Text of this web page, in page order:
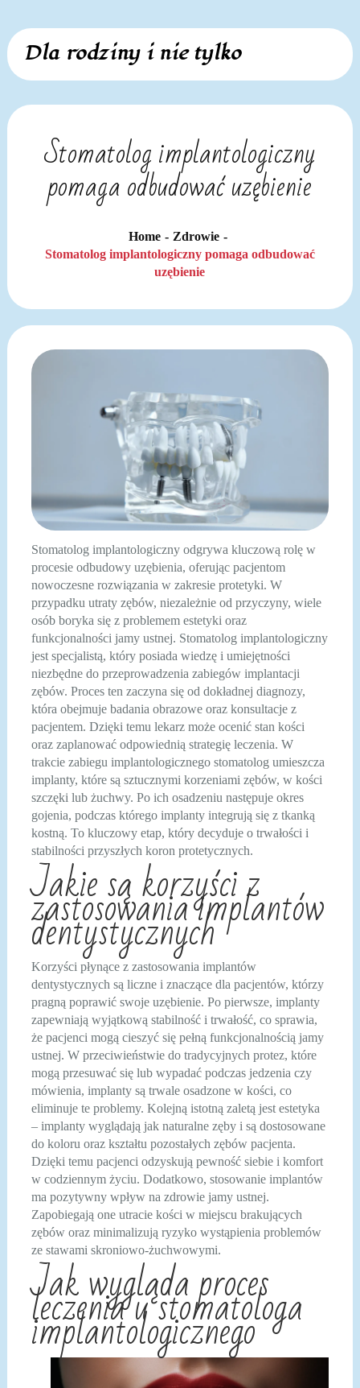
Skip
content
Dla rodziny i nie tylko
Stomatolog implantologiczny
pomaga odbudować uzębienie
Home
Zdrowie
Stomatolog implantologiczny pomaga odbudować
uzębienie
Stomatolog implantologiczny odgrywa kluczową rolę w
procesie odbudowy uzębienia, oferując pacjentom
nowoczesne rozwiązania w zakresie protetyki. W
przypadku utraty zębów, niezależnie od przyczyny, wiele
osób boryka się z problemem estetyki oraz
funkcjonalności jamy ustnej. Stomatolog implantologiczny
jest specjalistą, który posiada wiedzę i umiejętności
niezbędne do przeprowadzenia zabiegów implantacji
zębów. Proces ten zaczyna się od dokładnej diagnozy,
która obejmuje badania obrazowe oraz konsultacje z
pacjentem. Dzięki temu lekarz może ocenić stan kości
oraz zaplanować odpowiednią strategię leczenia. W
trakcie zabiegu implantologicznego stomatolog umieszcza
implanty, które są sztucznymi korzeniami zębów, w kości
szczęki lub żuchwy. Po ich osadzeniu następuje okres
gojenia, podczas którego implanty integrują się z tkanką
kostną. To kluczowy etap, który decyduje o trwałości i
stabilności przyszłych koron protetycznych.
Jakie są korzyści z
zastosowania implantów
dentystycznych
Korzyści płynące z zastosowania implantów
dentystycznych są liczne i znaczące dla pacjentów, którzy
pragną poprawić swoje uzębienie. Po pierwsze, implanty
zapewniają wyjątkową stabilność i trwałość, co sprawia,
że pacjenci mogą cieszyć się pełną funkcjonalnością jamy
ustnej. W przeciwieństwie do tradycyjnych protez, które
mogą przesuwać się lub wypadać podczas jedzenia czy
mówienia, implanty są trwale osadzone w kości, co
eliminuje te problemy. Kolejną istotną zaletą jest estetyka
– implanty wyglądają jak naturalne zęby i są dostosowane
do koloru oraz kształtu pozostałych zębów pacjenta.
Dzięki temu pacjenci odzyskują pewność siebie i komfort
w codziennym życiu. Dodatkowo, stosowanie implantów
ma pozytywny wpływ na zdrowie jamy ustnej.
Zapobiegają one utracie kości w miejscu brakujących
zębów oraz minimalizują ryzyko wystąpienia problemów
ze stawami skroniowo-żuchwowymi.
Jak wygląda proces
leczenia u stomatologa
implantologicznego